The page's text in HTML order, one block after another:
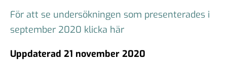
För att se undersökningen som presenterades i
september 2020 klicka här
Uppdaterad 21 november 2020